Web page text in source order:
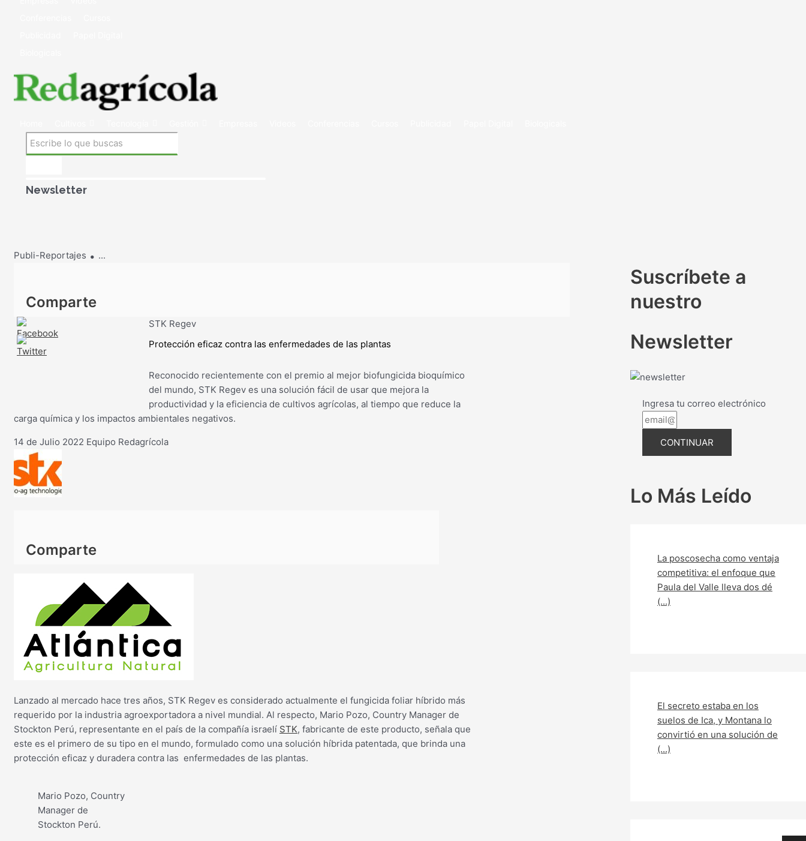
Newsletter
Publi-Reportajes . ...
Comparte
STK Regev
Protección eficaz contra las enfermedades de las plantas
Reconocido recientemente con el premio al mejor biofungicida bioquímico
del mundo, STK Regev es una solución fácil de usar que mejora la
productividad y la eficiencia de cultivos agrícolas, al tiempo que reduce la
carga química y los impactos ambientales negativos.
14 de Julio 2022 Equipo Redagrícola
Comparte
Lanzado al mercado hace tres años, STK Regev es considerado actualmente el fungicida foliar híbrido más
requerido por la industria agroexportadora a nivel mundial. Al respecto, Mario Pozo, Country Manager de
Stockton Perú, representante en el país de la compañía israelí STK, fabricante de este producto, señala que
este es el primero de su tipo en el mundo, formulado como una solución híbrida patentada, que brinda una
protección eficaz y duradera contra las enfermedades de las plantas.
Mario Pozo, Country
Manager de
Stockton Perú.
Suscríbete a
nuestro
Newsletter
Ingresa tu correo electrónico
CONTINUAR
Lo Más Leído
La poscosecha como ventaja
competitiva: el enfoque que
Paula del Valle lleva dos dé
(...)
El secreto estaba en los
suelos de Ica, y Montana lo
convirtió en una solución de
(...)